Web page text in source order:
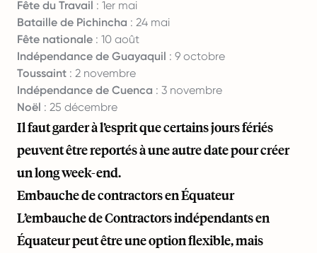
Fête du Travail : 1er mai
Bataille de Pichincha : 24 mai
Fête nationale : 10 août
Indépendance de Guayaquil : 9 octobre
Toussaint : 2 novembre
Indépendance de Cuenca : 3 novembre
Noël : 25 décembre
Il faut garder à l’esprit que certains jours fériés
peuvent être reportés à une autre date pour créer
un long week-end.
Embauche de contractors en Équateur
L’embauche de Contractors indépendants en
Équateur peut être une option flexible, mais